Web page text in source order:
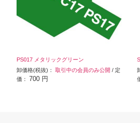
PS017 メタリックグリーン
卸価格(税抜)： 取引中の会員のみ公開 / 定
価： 700 円